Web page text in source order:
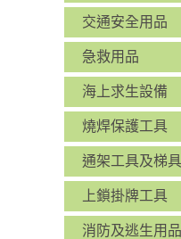
交通安全用品
急救用品
海上求生設備
燒焊保護工具
通架工具及梯具
上鎖掛牌工具
消防及逃生用品